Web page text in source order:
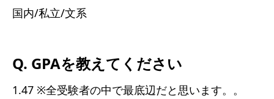
国内/私立/文系
Q. GPAを教えてください
1.47 ※全受験者の中で最底辺だと思います。。